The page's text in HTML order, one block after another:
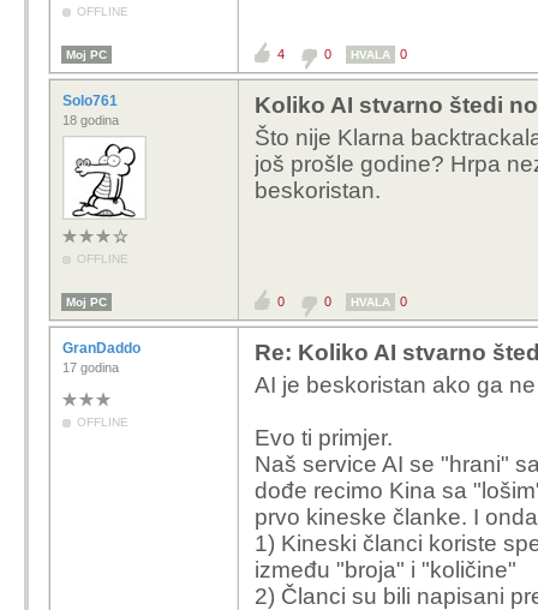
OFFLINE
Moj PC 4 0 HVALA 0
Solo761
18 godina
OFFLINE
Koliko AI stvarno štedi
Što nije Klarna
još prošle godine? Hrpa
beskoristan.
Moj PC 0 0 HVALA 0
GranDaddo
17 godina
OFFLINE
Re: Koliko AI stvarno
AI je beskoristan ako ga
Evo ti primjer.
Naš service AI se "hrani"
dođe recimo Kina sa
prvo kineske članke. I
1) Kineski članci koriste
između "broja" i "količine"
2) Članci su bili napisani